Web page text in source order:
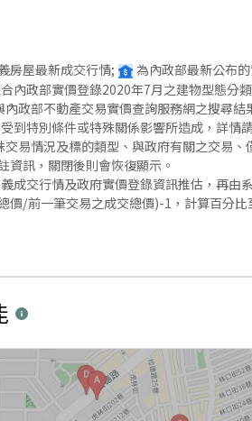
房屋最新成交行情; 為內政部最新公布
內政部實價登錄2020年7月之建物型態分
政部不動產交易實價查詢服務網之搜尋結
到特別條件或特殊關係影響所造成，詳
交易情況及標的類型、與政府有關之交易
資訊，關閉後則會恢復顯示。
成交行情及政府實價登錄資訊推估，再
價/前一筆交易之成交總價)-1，計算百分